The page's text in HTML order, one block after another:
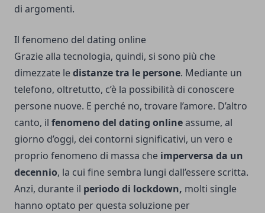
di argomenti.
Il fenomeno del dating online
Grazie alla tecnologia, quindi, si sono più che
dimezzate ledistanze tra le persone. Mediante un
telefono, oltretutto, c’è la possibilità di conoscere
persone nuove. E perché no, trovare l’amore. D’altro
canto, il fenomeno del dating onlineassume, al
giorno d’oggi, dei contorni significativi, un vero e
proprio fenomeno di massa che imperversa da un
decennio, la cui fine sembra lungi dall’essere scritta.
Anzi, durante il periodo di lockdown, molti single
hanno optato per questa soluzione per